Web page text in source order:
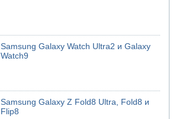
Samsung Galaxy Watch Ultra2 и Galaxy
Watch9
Samsung Galaxy Z Fold8 Ultra, Fold8 и
Flip8